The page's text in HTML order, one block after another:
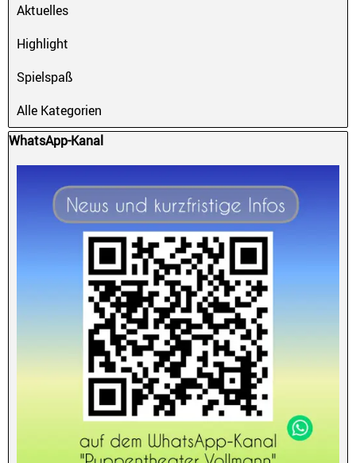
Aktuelles
Highlight
Spielspaß
Alle Kategorien
Block überspringen WhatsApp-Kanal
WhatsApp-Kanal